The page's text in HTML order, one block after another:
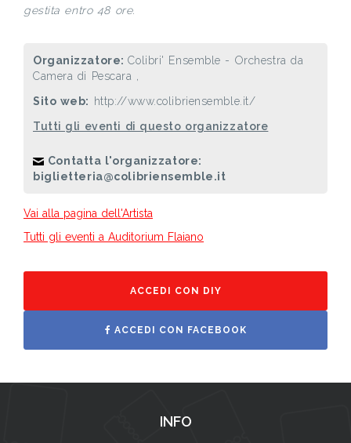
gestita entro 48 ore.
Organizzatore:Colibri' Ensemble - Orchestra da
Camera di Pescara ,
Sito web:
http://www.colibriensemble.it/
Tutti gli eventi di questo organizzatore
Contatta l'organizzatore:
biglietteria@colibriensemble.it
Vai alla pagina dell'Artista
Tutti gli eventi a Auditorium Flaiano
ACCEDI CON DIY
ACCEDI CON FACEBOOK
INFO